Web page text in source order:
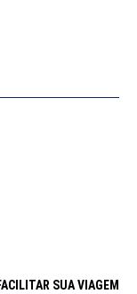
SUA VIAGEM